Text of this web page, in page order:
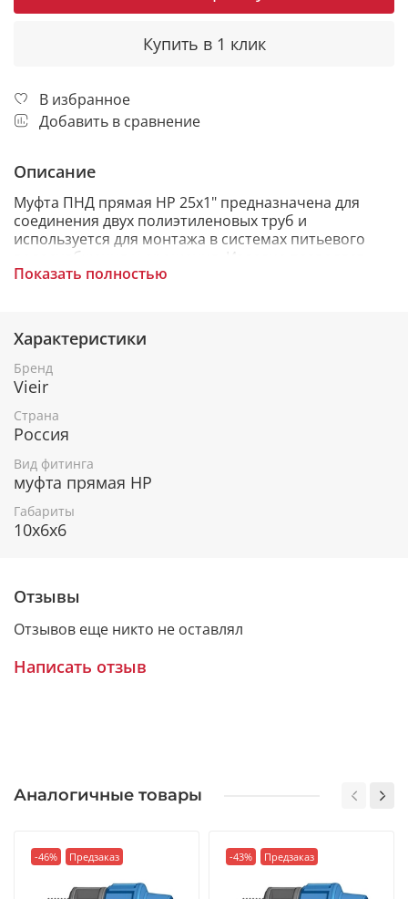
Купить в 1 клик
В избранное
Добавить в сравнение
Описание
Муфта ПНД прямая НР 25x1" предназначена для
соединения двух полиэтиленовых труб и
используется для монтажа в системах питьевого
водоснабжения и орошения. Изделие позволяет
быстро и без дополнительных приспособлений
Показать полностью
Характеристики
Бренд
Vieir
Страна
Россия
Вид фитинга
муфта прямая НР
Габариты
10x6x6
Отзывы
Отзывов еще никто не оставлял
Написать отзыв
Аналогичные товары
-46% Предзаказ -43% Предзаказ